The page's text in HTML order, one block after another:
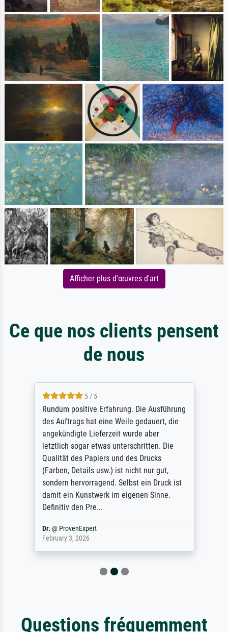
Afficher plus d'œuvres d'art
Ce que nos clients pensent
de nous
5 / 5
Rundum positive Erfahrung. Die Ausführung
des Auftrags hat eine Weile gedauert, die
angekündigte Lieferzeit wurde aber
letztlich sogar etwas unterschritten. Die
Qualität des Papiers und des Drucks
(Farben, Details usw.) ist nicht nur gut,
sondern hervorragend. Selbst ein Druck ist
damit ein Kunstwerk im eigenen Sinne.
Definitiv den Pre...
Dr. @ ProvenExpert
February 3, 2026
Questions fréquemment